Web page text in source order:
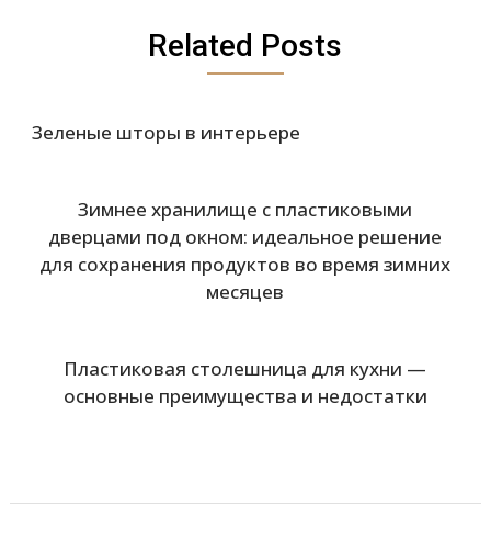
Related Posts
Зеленые шторы в интерьере
Зимнее хранилище с пластиковыми
дверцами под окном: идеальное решение
для сохранения продуктов во время зимних
месяцев
Пластиковая столешница для кухни —
основные преимущества и недостатки